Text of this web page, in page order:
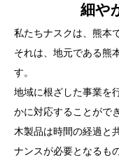
細や
私たちナスクは、熊本
それは、地元である熊
す。
地域に根ざした事業を
かに対応することがで
木製品は時間の経過と
ナンスが必要となるも